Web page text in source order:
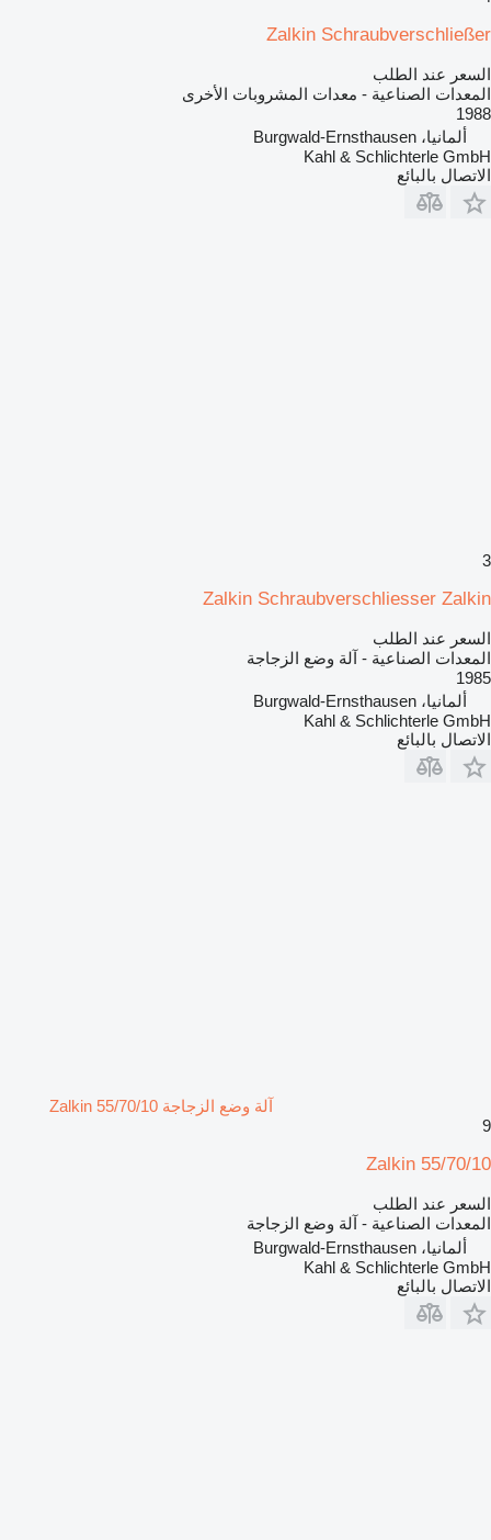
Zalkin Schraubverschließer
السعر عند الطلب
المعدات الصناعية - معدات المشروبات الأخرى
1988
ألمانيا، Burgwald-Ernsthausen
Kahl & Schlichterle GmbH
الاتصال بالبائع
3
Zalkin Schraubverschliesser Zalkin
السعر عند الطلب
المعدات الصناعية - آلة وضع الزجاجة
1985
ألمانيا، Burgwald-Ernsthausen
Kahl & Schlichterle GmbH
الاتصال بالبائع
آلة وضع الزجاجة Zalkin 55/70/10
9
Zalkin 55/70/10
السعر عند الطلب
المعدات الصناعية - آلة وضع الزجاجة
ألمانيا، Burgwald-Ernsthausen
Kahl & Schlichterle GmbH
الاتصال بالبائع